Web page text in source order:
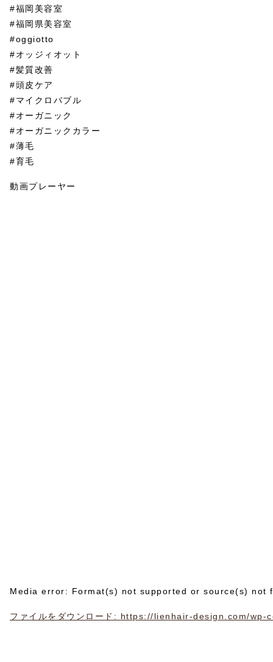
#福岡美容室
#福岡県美容室
#oggiotto
#オッジィオット
#髪質改善
#頭皮ケア
#マイクロバブル
#オーガニック
#オーガニックカラー
#薄毛
#育毛
動画プレーヤー
Media error: Format(s) not supported or source(s) not
ファイルをダウンロード: https://lienhair-design.com/